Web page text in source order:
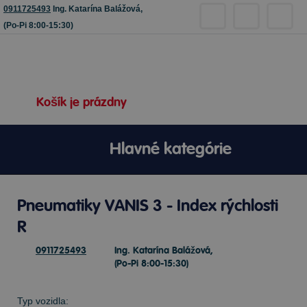
0911725493 Ing. Katarína Balážová,
(Po-Pi 8:00-15:30)
Košík je prázdny
Hlavné kategórie
Pneumatiky VANIS 3 - Index rýchlosti
R
0911725493
Ing. Katarína Balážová,
(Po-Pi 8:00-15:30)
Typ vozidla: